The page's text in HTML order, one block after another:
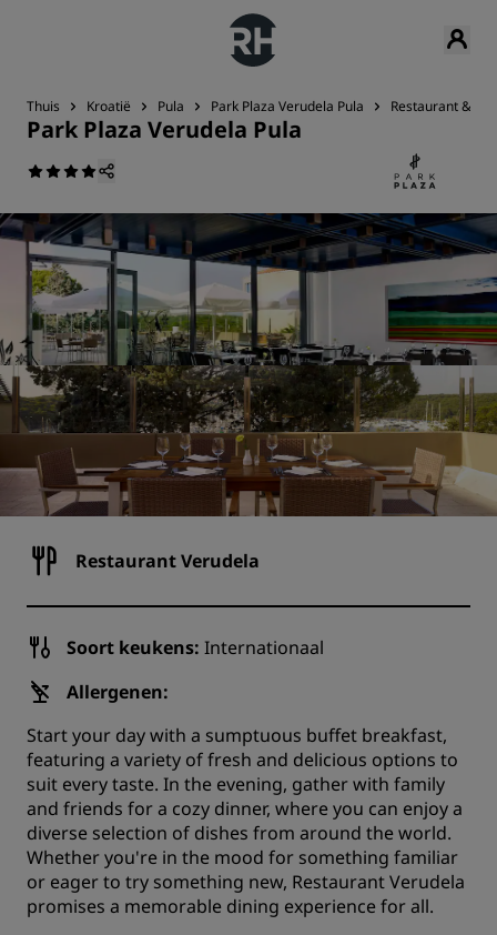
Thuis Kroatië Pula Park Plaza Verudela Pula Restaurant & Bar
Park Plaza Verudela Pula
Restaurant Verudela
Soort keukens: Internationaal
Allergenen:
Start your day with a sumptuous buffet breakfast,
featuring a variety of fresh and delicious options to
suit every taste. In the evening, gather with family
and friends for a cozy dinner, where you can enjoy a
diverse selection of dishes from around the world.
Whether you're in the mood for something familiar
or eager to try something new, Restaurant Verudela
promises a memorable dining experience for all.